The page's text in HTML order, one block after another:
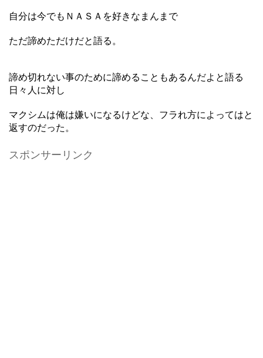
自分は今でもＮＡＳＡを好きなまんまで
ただ諦めただけだと語る。
諦め切れない事のために諦めることもあるんだよと語る
日々人に対し
マクシムは俺は嫌いになるけどな、フラれ方によってはと
返すのだった。
スポンサーリンク